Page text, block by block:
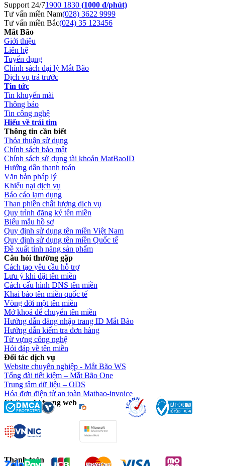
Support 24/71900 1830 (1000 đ/phút)
Tư vấn miền Nam(028) 3622 9999
Tư vấn miền Bắc(024) 35 123456
Mắt Bão
Giới thiệu
Liên hệ
Tuyển dụng
Chính sách đại lý Mắt Bão
Dịch vụ trả trước
Tin tức
Tin khuyến mãi
Thông báo
Tin công nghệ
Hiểu về trái tim
Thông tin cần biết
Thỏa thuận sử dụng
Chính sách bảo mật
Chính sách sử dụng tài khoản MatBaoID
Hướng dẫn thanh toán
Văn bản pháp lý
Khiếu nại dịch vụ
Báo cáo lạm dụng
Than phiền chất lượng dịch vụ
Quy trình đăng ký tên miền
Biểu mẫu hồ sơ
Quy định sử dụng tên miền Việt Nam
Quy định sử dụng tên miền Quốc tế
Đề xuất tính năng sản phẩm
Câu hỏi thường gặp
Cách tạo yêu cầu hỗ trợ
Lưu ý khi đặt tên miền
Cách cấu hình DNS tên miền
Khai báo tên miền quốc tế
Vòng đời một tên miền
Mở khoá để chuyển tên miền
Hướng dẫn đăng nhập trang ID Mắt Bão
Hướng dẫn kiểm tra đơn hàng
Từ vựng công nghệ
Hỏi đáp về tên miền
Đối tác dịch vụ
Website chuyên nghiệp - Mắt Bão WS
Tổng đài tiết kiệm – Mắt Bão One
Trung tâm dữ liệu – ODS
Hóa đơn điện tử an toàn Matbao-invoice
Chứng chỉ trang web
Thanh toán